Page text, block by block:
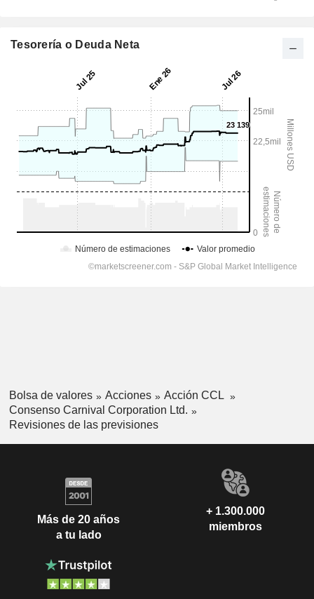
Tesorería o Deuda Neta
Bolsa de valores Acciones
Acción CCL
Consenso Carnival Corporation Ltd.
Revisiones de las previsiones
Más de 20 años
a tu lado
+ 1.300.000
miembros